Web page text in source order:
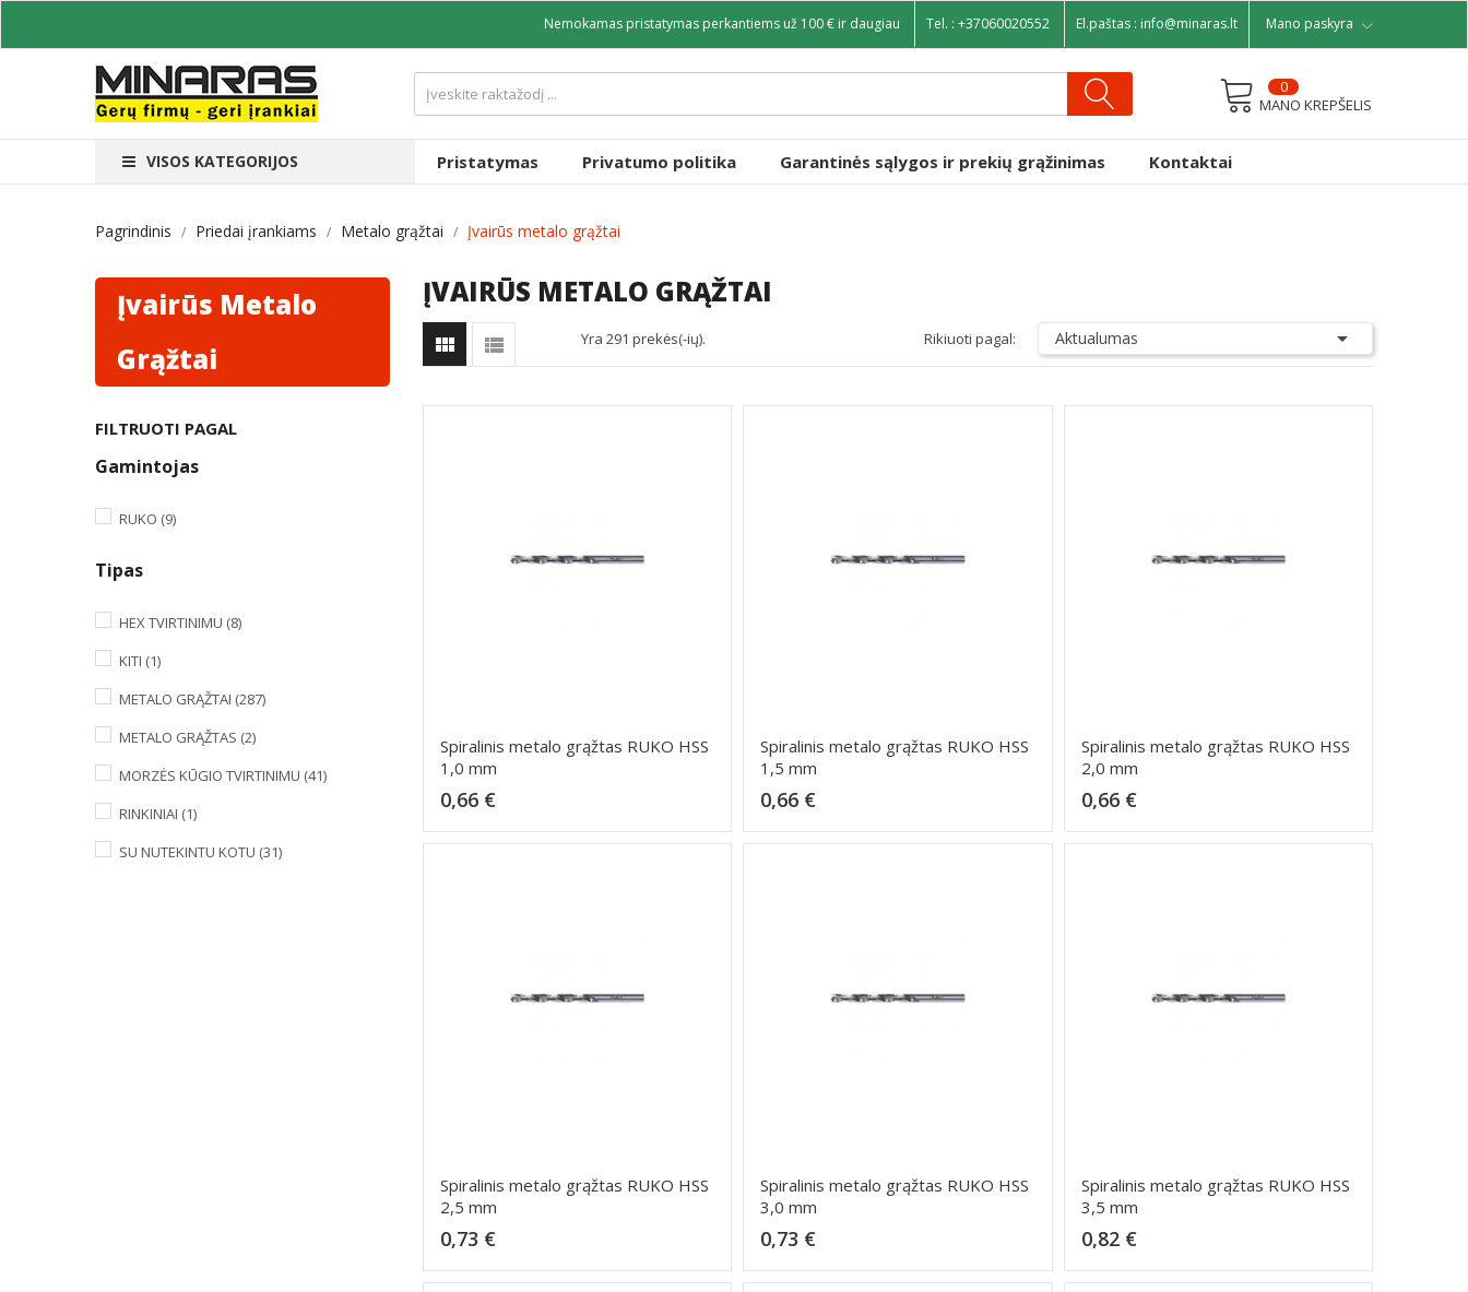
Mano paskyra
Nemokamas pristatymas perkantiems už 100 € ir daugiau Tel. : +37060020552 El.paštas : info@minaras.lt
MANO KREPŠELIS
0
VISOS KATEGORIJOS Pristatymas Privatumo politika Garantinės sąlygos ir prekių grąžinimas Kontaktai
Pagrindinis Priedai įrankiams Metalo grąžtai Įvairūs metalo grąžtai
Įvairūs Metalo
Grąžtai
FILTRUOTI PAGAL
Gamintojas
RUKO (9)
Tipas
HEX TVIRTINIMU (8)
KITI (1)
METALO GRĄŽTAI (287)
METALO GRĄŽTAS (2)
MORZĖS KŪGIO TVIRTINIMU (41)
RINKINIAI (1)
SU NUTEKINTU KOTU (31)
ĮVAIRŪS METALO GRĄŽTAI
  Yra 291 prekės(-ių). Rikiuoti pagal: Aktualumas 
Spiralinis metalo grąžtas RUKO HSS
1,0 mm
0,66 €
Spiralinis metalo grąžtas RUKO HSS
1,5 mm
0,66 €
Spiralinis metalo grąžtas RUKO HSS
2,0 mm
0,66 €
Spiralinis metalo grąžtas RUKO HSS
2,5 mm
0,73 €
Spiralinis metalo grąžtas RUKO HSS
3,0 mm
0,73 €
Spiralinis metalo grąžtas RUKO HSS
3,5 mm
0,82 €